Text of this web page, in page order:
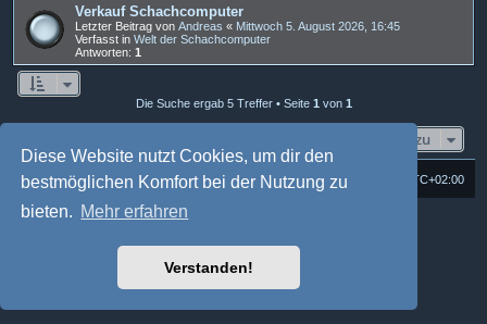
Diese Website nutzt Cookies, um dir den
bestmöglichen Komfort bei der Nutzung zu
bieten. Mehr erfahren
Verstanden!
Verkauf Schachcomputer
Letzter Beitrag von Andreas « Mittwoch 5. August 2026, 16:45
Verfasst in Welt der Schachcomputer
Antworten: 1
Die Suche ergab 5 Treffer • Seite 1 von 1
Gehe zu
Foren-Übersicht Alle Zeiten sind UTC+02:00
Alle Cookies löschen
Powered byphpBB
Style: Multi Design by Joyce&Luna
phpBB-Style-Design
phpBB Two Factor Authentication ©
Datenschutz|Nutzungsbedingungen